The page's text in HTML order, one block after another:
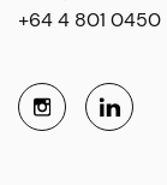
+64 4 801 0450